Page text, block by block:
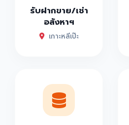
รับฝากขาย/เช่า
อสังหาฯ
เกาะหลีเป๊ะ